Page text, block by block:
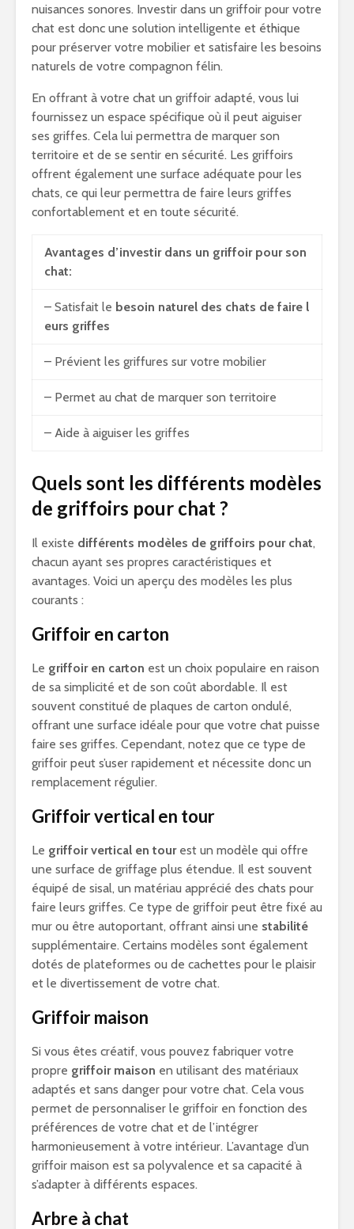
nuisances sonores. Investir dans un griffoir pour votre
chat est donc une solution intelligente et éthique
pour préserver votre mobilier et satisfaire les besoins
naturels de votre compagnon félin.
En offrant à votre chat un griffoir adapté, vous lui
fournissez un espace spécifique où il peut aiguiser
ses griffes. Cela lui permettra de marquer son
territoire et de se sentir en sécurité. Les griffoirs
offrent également une surface adéquate pour les
chats, ce qui leur permettra de faire leurs griffes
confortablement et en toute sécurité.
Avantages d’investir dans un griffoir pour son
chat:
– Satisfait le besoin naturel des chats de faire l
eurs griffes
– Prévient les griffures sur votre mobilier
– Permet au chat de marquer son territoire
– Aide à aiguiser les griffes
Quels sont les différents modèles
de griffoirs pour chat ?
Il existe différents modèles de griffoirs pour chat,
chacun ayant ses propres caractéristiques et
avantages. Voici un aperçu des modèles les plus
courants :
Griffoir en carton
Le griffoir en carton est un choix populaire en raison
de sa simplicité et de son coût abordable. Il est
souvent constitué de plaques de carton ondulé,
offrant une surface idéale pour que votre chat puisse
faire ses griffes. Cependant, notez que ce type de
griffoir peut s’user rapidement et nécessite donc un
remplacement régulier.
Griffoir vertical en tour
Le griffoir vertical en tourest un modèle qui offre
une surface de griffage plus étendue. Il est souvent
équipé de sisal, un matériau apprécié des chats pour
faire leurs griffes. Ce type de griffoir peut être fixé au
mur ou être autoportant, offrant ainsi une stabilité
supplémentaire. Certains modèles sont également
dotés de plateformes ou de cachettes pour le plaisir
et le divertissement de votre chat.
Griffoir maison
Si vous êtes créatif, vous pouvez fabriquer votre
propre griffoir maison en utilisant des matériaux
adaptés et sans danger pour votre chat. Cela vous
permet de personnaliser le griffoir en fonction des
préférences de votre chat et de l’intégrer
harmonieusement à votre intérieur. L’avantage d’un
griffoir maison est sa polyvalence et sa capacité à
s’adapter à différents espaces.
Arbre à chat